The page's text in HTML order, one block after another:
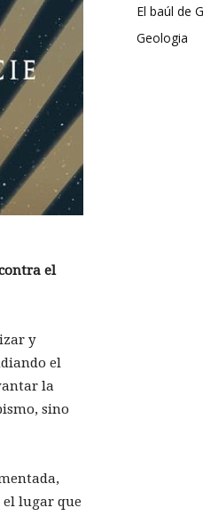
el
y
el
la
sino
el lugar que
El baúl de
Geologia